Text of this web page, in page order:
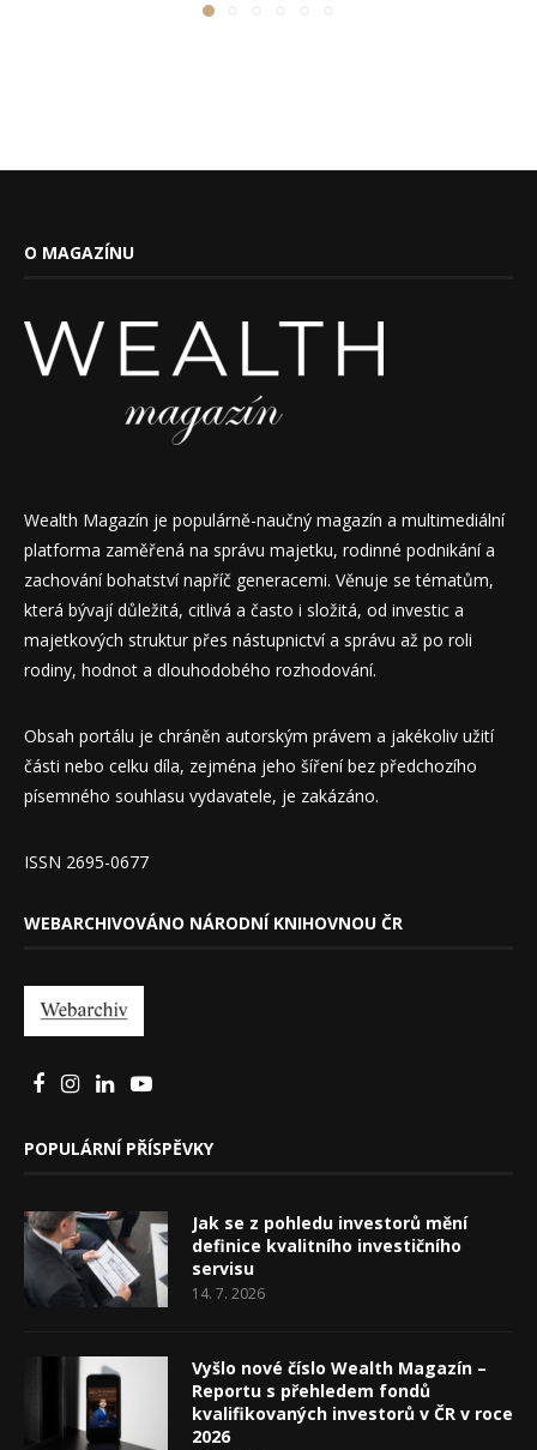
O MAGAZÍNU
Wealth Magazín je populárně-naučný magazín a multimediální
platforma zaměřená na správu majetku, rodinné podnikání a
zachování bohatství napříč generacemi. Věnuje se tématům,
která bývají důležitá, citlivá a často i složitá, od investic a
majetkových struktur přes nástupnictví a správu až po roli
rodiny, hodnot a dlouhodobého rozhodování.
Obsah portálu je chráněn autorským právem a jakékoliv užití
části nebo celku díla, zejména jeho šíření bez předchozího
písemného souhlasu vydavatele, je zakázáno.
ISSN 2695-0677
WEBARCHIVOVÁNO NÁRODNÍ KNIHOVNOU ČR
POPULÁRNÍ PŘÍSPĚVKY
Jak se z pohledu investorů mění
definice kvalitního investičního
servisu
14. 7. 2026
Vyšlo nové číslo Wealth Magazín –
Reportu s přehledem fondů
kvalifikovaných investorů v ČR v roce
2026